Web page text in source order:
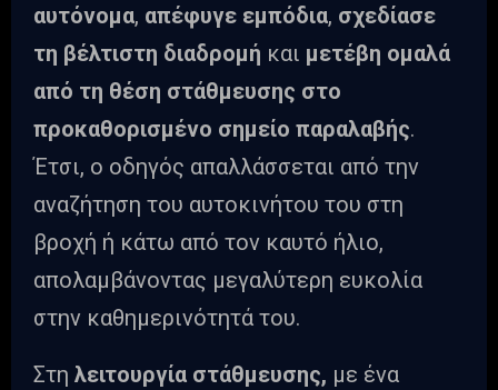
αυτόνομα, απέφυγε εμπόδια, σχεδίασε
τη βέλτιστη διαδρομή και μετέβη ομαλά
από τη θέση στάθμευσης στο
προκαθορισμένο σημείο παραλαβής.
Έτσι, ο οδηγός απαλλάσσεται από την
αναζήτηση του αυτοκινήτου του στη
βροχή ή κάτω από τον καυτό ήλιο,
απολαμβάνοντας μεγαλύτερη ευκολία
στην καθημερινότητά του.
Στη λειτουργία στάθμευσης, με ένα